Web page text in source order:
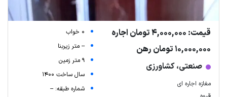
قیمت: 4,000,000 تومان اجاره
10,000,000 تومان رهن
صنعتی، کشاورزی
مغازه اجاره ای
0 خواب
-- متر زیربنا
9 متر زمین
سال ساخت 1400
شماره طبقه: --